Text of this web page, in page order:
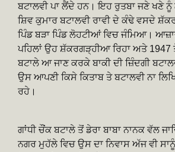
ਬਟਾਲਵੀ ਪਾ ਲੈਂਦੇ ਹਨ। ਇਹ ਰੁਤਬਾ ਜਣੇ ਖਣੇ ਨੂੰ
ਸ਼ਿਵ ਕੁਮਾਰ ਬਟਾਲਵੀ ਰਾਵੀ ਦੇ ਕੰਢੇ ਵਸਦੇ
ਪਿੰਡ ਬੜਾ ਪਿੰਡ ਲੋਹਟੀਆਂ ਵਿਚ ਜੰਮਿਆ।
ਪਹਿਲਾਂ ਉਹ ਸ਼ੱਕਰਗੜ੍ਹੀਆ ਰਿਹਾ ਅਤੇ 1947
ਬਟਾਲੇ ਆ ਜਾਣ ਕਰਕੇ ਬਾਕੀ ਦੀ ਜ਼ਿੰਦਗੀ
ਉਸ ਆਪਣੀ ਕਿਸੇ ਕਿਤਾਬ ਤੇ ਬਟਾਲਵੀ ਨਾ
ਰਹੇ।
ਗਾਂਧੀ ਚੌਂਕ ਬਟਾਲੇ ਤੋਂ ਡੇਰਾ ਬਾਬਾ ਨਾਨਕ ਵੱਲ
ਨਗਰ ਮੁਹੱਲੇ ਵਿਚ ਉਸ ਦਾ ਨਿਵਾਸ ਅੱਜ ਵੀ